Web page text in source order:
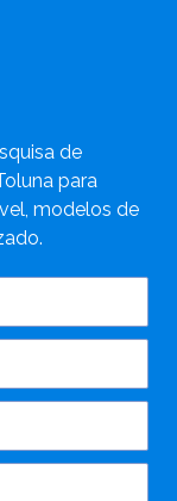
de
para
modelos de